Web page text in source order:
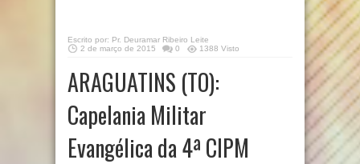
Escrito por: Pr. Deuramar Ribeiro Leite
2 de março de 2015
0 1388 Visto
ARAGUATINS (TO):
Capelania Militar
Evangélica da 4ª CIPM